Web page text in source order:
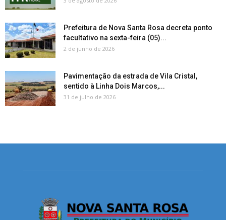
Prefeitura de Nova Santa Rosa decreta ponto
facultativo na sexta-feira (05)...
2 de junho de 2026
Pavimentação da estrada de Vila Cristal,
sentido à Linha Dois Marcos,...
31 de julho de 2026